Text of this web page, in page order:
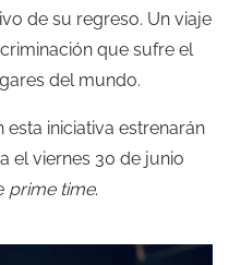
de su regreso. Un viaje
que sufre el
del mundo.
esta iniciativa estrenarán
el viernes 30 de junio
prime time.